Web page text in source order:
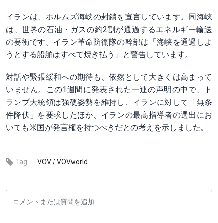
イランは、ホルムズ海峡の封鎖を宣言しています。同海峡
は、世界の石油・ガスの約2割が通過するエネルギー輸送
の要衝です。イラン革命防衛隊の幹部は「海峡を通過しよ
うとする船舶はすべて焼き払う」と警告しています。
対話や緊張緩和への期待も、依然として大きくは高まって
いません。この1週間に発表された一連の声明の中で、ト
ランプ大統領は強硬姿勢を維持し、イランに対して「無条
件降伏」を要求したほか、イランの最高指導者の選出にお
いても米国が発言権を持つべきだとの考えを示しました。
Tag: VOV /VOVworld